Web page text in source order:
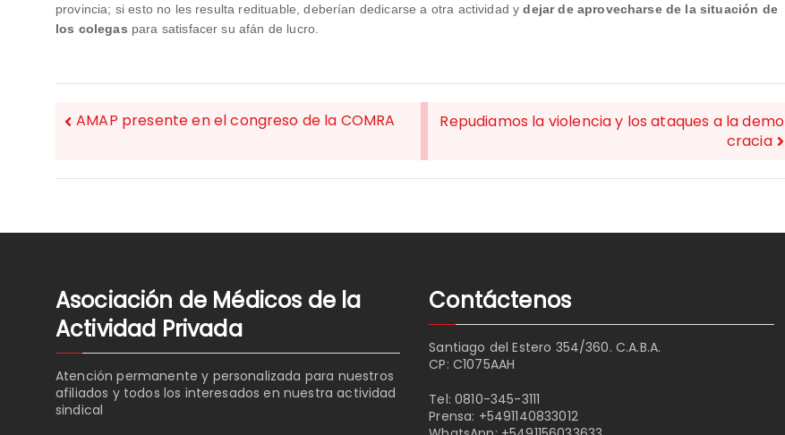
provincia; si esto no les resulta redituable, deberían dedicarse a otra actividad ydejar de aprovecharse de la situación de
los colegas para satisfacer su afán de lucro.
NAVEGACIÓN
ENTRADAS
AMAP presente en el congreso de la COMRA
Repudiamos la violencia y los ataques a la demo
cracia
Asociación de Médicos de la
Actividad Privada
Atención permanente y personalizada para nuestros
afiliados y todos los interesados en nuestra actividad
sindical
Contáctenos
Santiago del Estero 354/360. C.A.B.A.
CP: C1075AAH
Tel:0810-345-3111
Prensa: +5491140833012